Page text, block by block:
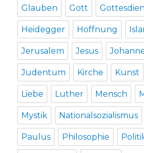
Glauben Gott
Heidegger Hoffnung
Jerusalem Jesus
Judentum Kirche Kunst
Liebe Luther Mensch
Mystik Nationalsozialismus
Paulus Philosophie